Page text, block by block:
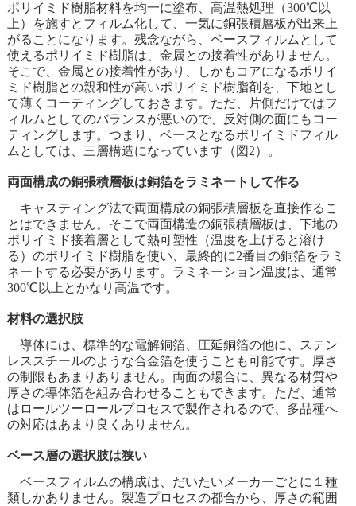
ポリイミド樹脂材料を均一に塗布、高温熱処理（300℃以
上）を施すとフィルム化して、一気に銅張積層板が出来上
がることになります。残念ながら、ベースフィルムとして
使えるポリイミド樹脂は、金属との接着性がありません。
そこで、金属との接着性があり、しかもコアになるポリイ
ミド樹脂との親和性が高いポリイミド樹脂剤を、下地とし
て薄くコーティングしておきます。ただ、片側だけではフ
ィルムとしてのバランスが悪いので、反対側の面にもコー
ティングします。つまり、ベースとなるポリイミドフィル
ムとしては、三層構造になっています（図2）。
両面構成の銅張積層板は銅箔をラミネートして作る
キャスティング法で両面構成の銅張積層板を直接作るこ
とはできません。そこで両面構造の銅張積層板は、下地の
ポリイミド接着層として熱可塑性（温度を上げると溶け
る）のポリイミド樹脂を使い、最終的に2番目の銅箔をラミ
ネートする必要があります。ラミネーション温度は、通常
300℃以上とかなり高温です。
材料の選択肢
導体には、標準的な電解銅箔、圧延銅箔の他に、ステン
レススチールのような合金箔を使うことも可能です。厚さ
の制限もあまりありません。両面の場合に、異なる材質や
厚さの導体箔を組み合わせることもできます。ただ、通常
はロールツーロールプロセスで製作されるので、多品種へ
の対応はあまり良くありません。
ベース層の選択肢は狭い
ベースフィルムの構成は、だいたいメーカーごとに１種
類しかありません。製造プロセスの都合から、厚さの範囲